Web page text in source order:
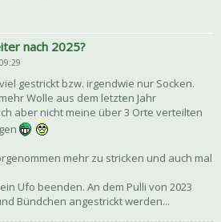
nach 2025?
gestrickt bzw. irgendwie nur Socken.
Wolle aus dem letzten Jahr
aber nicht meine über 3 Orte verteilten
mehr zu stricken und auch mal
Ufo beenden. An dem Pulli von 2023
Bündchen angestrickt werden...